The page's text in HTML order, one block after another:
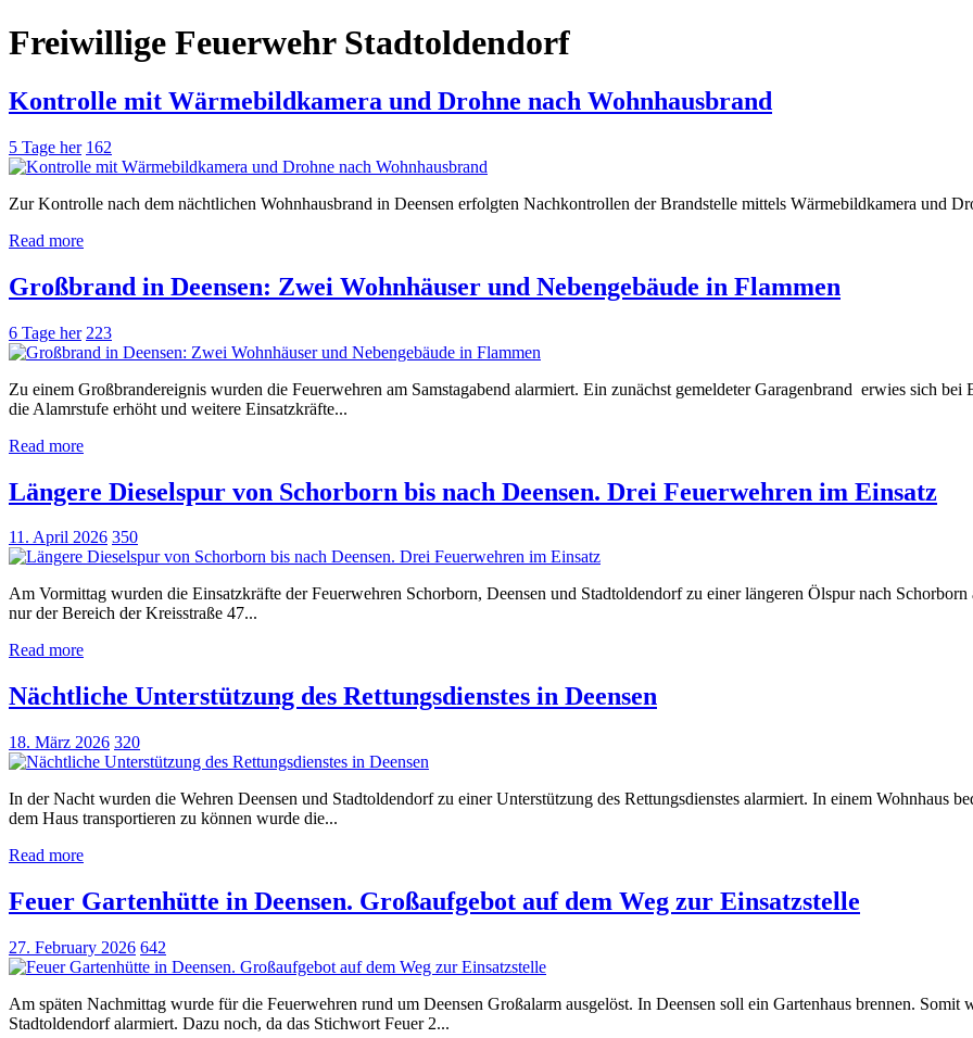
Freiwillige Feuerwehr Stadtoldendorf
Kontrolle mit Wärmebildkamera und Drohne nach Wohnhausbrand
5 Tage her 162
Zur Kontrolle nach dem nächtlichen Wohnhausbrand in Deensen erfolgten Nachkontrollen der Brandstelle mittels Wärmebildkamera und
Read more
Großbrand in Deensen: Zwei Wohnhäuser und Nebengebäude in Flammen
6 Tage her 223
Zu einem Großbrandereignis wurden die Feuerwehren am Samstagabend alarmiert. Ein zunächst gemeldeter Garagenbrand erwies sich
die Alamrstufe erhöht und weitere Einsatzkräfte...
Read more
Längere Dieselspur von Schorborn bis nach Deensen. Drei Feuerwehren im Einsatz
11. April 2026 350
Am Vormittag wurden die Einsatzkräfte der Feuerwehren Schorborn, Deensen und Stadtoldendorf zu einer längeren Ölspur nach
nur der Bereich der Kreisstraße 47...
Read more
Nächtliche Unterstützung des Rettungsdienstes in Deensen
18. März 2026 320
In der Nacht wurden die Wehren Deensen und Stadtoldendorf zu einer Unterstützung des Rettungsdienstes alarmiert. In einem Wohnhaus
dem Haus transportieren zu können wurde die...
Read more
Feuer Gartenhütte in Deensen. Großaufgebot auf dem Weg zur Einsatzstelle
27. February 2026 642
Am späten Nachmittag wurde für die Feuerwehren rund um Deensen Großalarm ausgelöst. In Deensen soll ein Gartenhaus brennen. Somit
Stadtoldendorf alarmiert. Dazu noch, da das Stichwort Feuer 2...